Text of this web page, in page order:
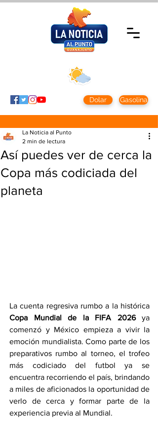
Dolar Gasolina
Así puedes ver de cerca la
Copa más codiciada del
planeta
La Noticia al Punto
2 min de lectura
Copa Mundial de la FIFA 2026 ya
comenzó y México empieza a vivir la
emoción mundialista. Como parte de los
preparativos rumbo al torneo, el trofeo
más codiciado del futbol ya se
encuentra recorriendo el país, brindando
a miles de aficionados la oportunidad de
verlo de cerca y formar parte de la
experiencia previa al Mundial.